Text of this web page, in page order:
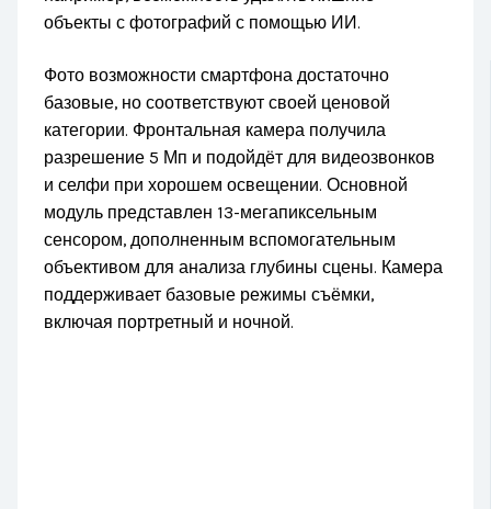
объекты с фотографий с помощью ИИ.
Фото возможности смартфона достаточно
базовые, но соответствуют своей ценовой
категории. Фронтальная камера получила
разрешение 5 Мп и подойдёт для видеозвонков
и селфи при хорошем освещении. Основной
модуль представлен 13-мегапиксельным
сенсором, дополненным вспомогательным
объективом для анализа глубины сцены. Камера
поддерживает базовые режимы съёмки,
включая портретный и ночной.